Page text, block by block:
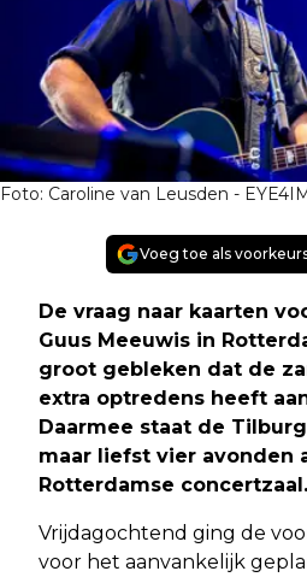
Foto: Caroline van Leusden -
Voeg toe als
De vraag naar kaarten
Guus Meeuwis in
groot gebleken dat de
extra optredens heeft
Daarmee staat de
maar liefst vier avonden
Rotterdamse concertzaal.
Vrijdagochtend ging de
voor het aanvankelijk